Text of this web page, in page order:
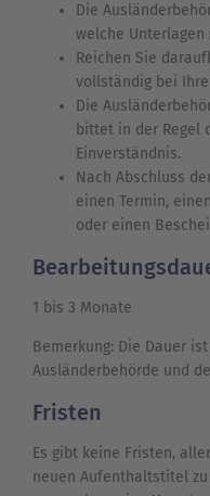
Die
welche
Reichen Sie
vollständig bei
Die
bittet in der Regel
Einverständnis.
Nach Abschluss
einen Termin,
oder einen
1 bis 3 Monate
Bemerkung: Die Dauer
Ausländerbehörde und
Fristen
Es gibt keine Fristen,
neuen Aufenthaltstitel